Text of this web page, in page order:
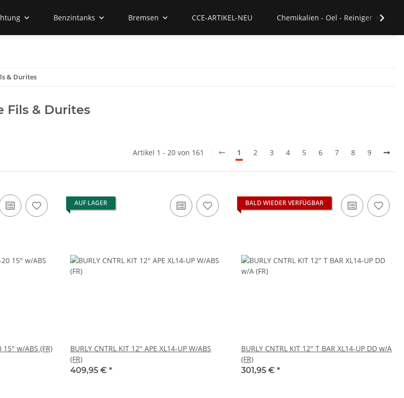
Benzintanks Bremsen CCE-ARTIKEL-NEU Chemikalien - Oel - Reiniger
& Durites
Fils & Durites
Artikel 1 - 20 von 161 1 2 3 4 5 6 7 8 9
w/ABS (FR)
AUF LAGER
BURLY CNTRL KIT 12" APE XL14-UP W/ABS
(FR)
409,95 € *
BALD WIEDER VERFÜGBAR
BURLY CNTRL KIT 12" T BAR XL14-UP DD w/A
(FR)
301,95 € *